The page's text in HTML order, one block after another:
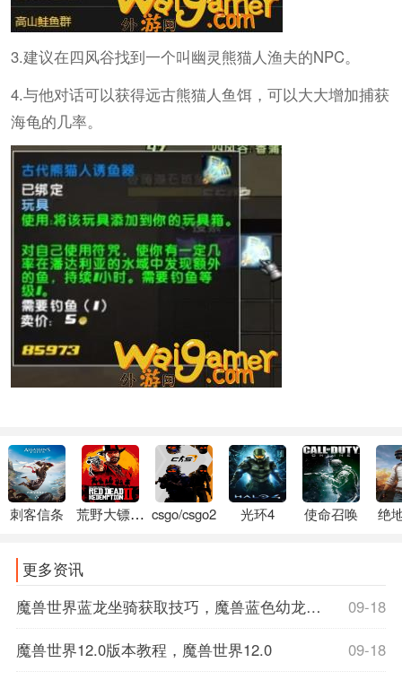
3.建议在四风谷找到一个叫幽灵熊猫人渔夫的NPC。
4.与他对话可以获得远古熊猫人鱼饵，可以大大增加捕获
海龟的几率。
刺客信条 荒野大镖客2 csgo/csgo2 光环4 使命召唤 绝
更多资讯
09-18
魔兽世界蓝龙坐骑获取技巧，魔兽蓝色幼龙坐骑
09-18
魔兽世界12.0版本教程，魔兽世界12.0